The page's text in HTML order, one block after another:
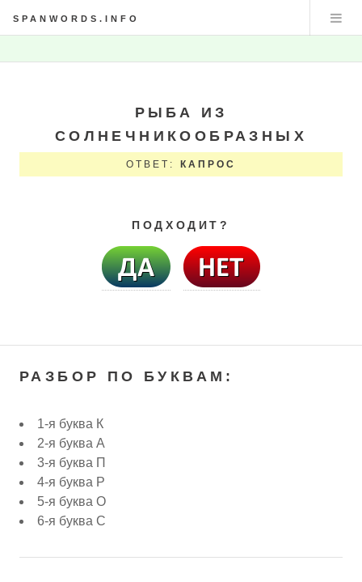
SPANWORDS.INFO
РЫБА ИЗ
СОЛНЕЧНИКООБРАЗНЫХ
ОТВЕТ: КАПРОС
ПОДХОДИТ?
РАЗБОР ПО БУКВАМ:
1-я буква К
2-я буква А
3-я буква П
4-я буква Р
5-я буква О
6-я буква С